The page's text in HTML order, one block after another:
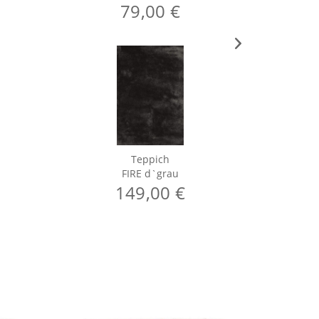
79,00 €
Teppich
FIRE d`grau
149,00 €